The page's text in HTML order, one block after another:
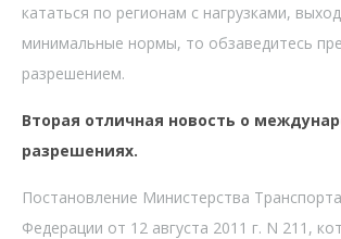
кататься по регионам с нагрузками,
минимальные нормы, то обзаведитесь
разрешением.
Вторая отличная новость о
разрешениях.
Постановление Министерства
Федерации от 12 августа 2011 г. N 211,